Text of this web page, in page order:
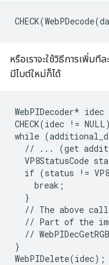
หรือเราจะใช้วิธีการเพิ่ม
มีไบต์ใหม่ก็ได้
WebPIDecoder*
CHECK(idec !=
while
// ... (get
VP8StatusCode
if (status !=
    break;
  }
// The above
// Part of the
//
}